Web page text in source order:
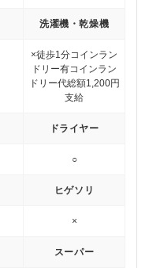
洗濯機・乾燥機
×徒歩1分コインラン
ドリー有コインラン
ドリー代総額1,200円
支給
ドライヤー
○
ヒゲソリ
×
スーパー